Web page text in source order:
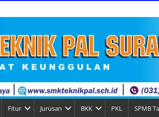
Fitur Jurusan BKK PKL SPMB